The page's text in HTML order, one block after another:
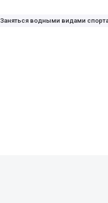
Заняться водными видами